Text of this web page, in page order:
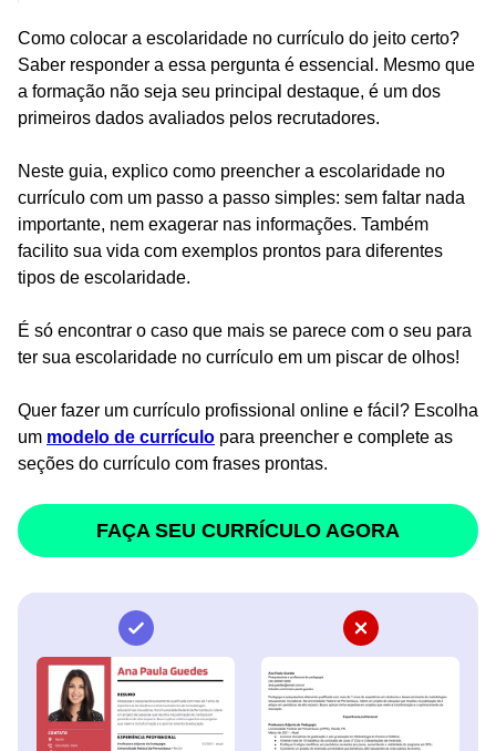
Como colocar a escolaridade no currículo do jeito certo?
Saber responder a essa pergunta é essencial. Mesmo que
a formação não seja seu principal destaque, é um dos
primeiros dados avaliados pelos recrutadores.
Neste guia, explico como preencher a escolaridade no
currículo com um passo a passo simples: sem faltar nada
importante, nem exagerar nas informações. Também
facilito sua vida com exemplos prontos para diferentes
tipos de escolaridade.
É só encontrar o caso que mais se parece com o seu para
ter sua escolaridade no currículo em um piscar de olhos!
Quer fazer um currículo profissional online e fácil? Escolha
um modelo de currículo para preencher e complete as
seções do currículo com frases prontas.
FAÇA SEU CURRÍCULO AGORA